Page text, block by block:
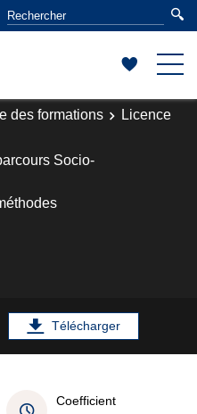
des formations
Licence
Socio-
Télécharger
Coefficient